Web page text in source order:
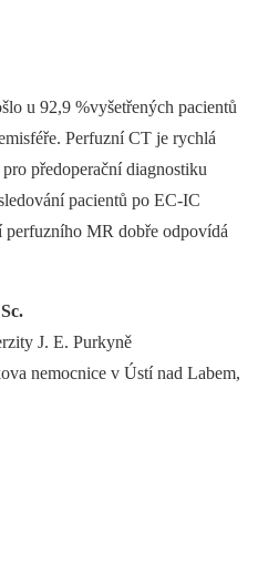
u 92,9 %vyšetřených pacientů
Perfuzní CT je rychlá
předoperační diagnostiku
pacientů po EC‑IC
perfuzního MR dobře odpovídá
J. E. Purkyně
nemocnice v Ústí nad Labem,